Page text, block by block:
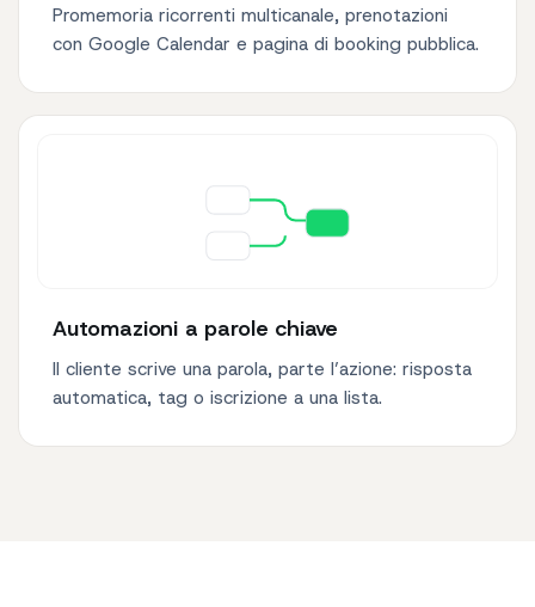
Promemoria ricorrenti multicanale, prenotazioni
con Google Calendar e pagina di booking pubblica.
Automazioni a parole chiave
Il cliente scrive una parola, parte l’azione: risposta
automatica, tag o iscrizione a una lista.